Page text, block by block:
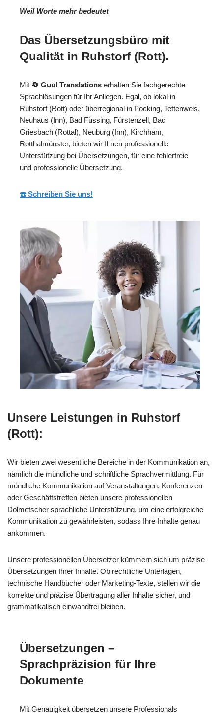
Weil Worte mehr bedeutet
Das Übersetzungsbüro mit
Qualität in Ruhstorf (Rott).
Mit 🔄 Guul Translations erhalten Sie fachgerechte
Sprachlösungen für Ihr Anliegen. Egal, ob lokal in
Ruhstorf (Rott) oder überregional in Pocking, Tettenweis,
Neuhaus (Inn), Bad Füssing, Fürstenzell, Bad
Griesbach (Rottal), Neuburg (Inn), Kirchham,
Rotthalmünster, bieten wir Ihnen professionelle
Unterstützung bei Übersetzungen, für eine fehlerfreie
und professionelle Übersetzung.
☎️ Schreiben Sie uns!
Unsere Leistungen in Ruhstorf
(Rott):
Wir bieten zwei wesentliche Bereiche in der Kommunikation an,
nämlich die mündliche und schriftliche Sprachvermittlung. Für
mündliche Kommunikation auf Veranstaltungen, Konferenzen
oder Geschäftstreffen bieten unsere professionellen
Dolmetscher sprachliche Unterstützung, um eine erfolgreiche
Kommunikation zu gewährleisten, sodass Ihre Inhalte genau
ankommen.
Unsere professionellen Übersetzer kümmern sich um präzise
Übersetzungen Ihrer Inhalte. Ob rechtliche Unterlagen,
technische Handbücher oder Marketing-Texte, stellen wir die
korrekte und präzise Übertragung aller Inhalte sicher, und
grammatikalisch einwandfrei bleiben.
Übersetzungen –
Sprachpräzision für Ihre
Dokumente
Mit Genauigkeit übersetzen unsere Professionals